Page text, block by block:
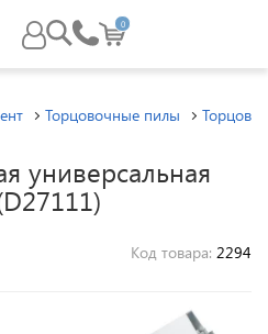
0
Торцовочные пилы
универсальная
Код товара: 2294